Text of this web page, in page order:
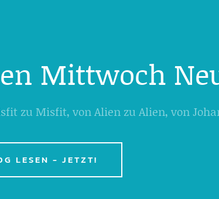
Mittwoch
zu Misfit, von Alien zu Alien, von
LESEN - JETZT!